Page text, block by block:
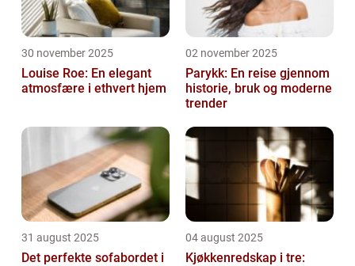
30 november 2025
Louise Roe: En elegant
atmosfære i ethvert hjem
02 november 2025
Parykk: En reise gjennom
historie, bruk og moderne
trender
31 august 2025
Det perfekte sofabordet i
04 august 2025
Kjøkkenredskap i tre: